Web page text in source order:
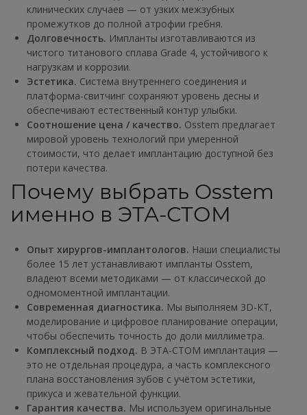
клинических случаев — от узких межзубных
промежутков до полной атрофии гребня.
Долговечность. Импланты изготавливаются из
чистого титанового сплава Grade 4, устойчивого к
нагрузкам и коррозии.
Эстетика. Система внутреннего соединения и
платформа-свитчинг сохраняют уровень десны и
обеспечивают естественный контур улыбки.
Соотношение цена / качество. Osstem предлагает
мировой уровень технологий при умеренной
стоимости, что делает имплантацию доступной без
потери качества.
Почему выбрать Osstem
именно в ЭТА-СТОМ
Опыт хирургов-имплантологов. Наши специалисты
более 15 лет устанавливают импланты Osstem,
владеют всеми методиками — от классической до
одномоментной имплантации.
Современная диагностика. Мы выполняем 3D-КТ,
моделирование и цифровое планирование операции,
чтобы обеспечить точность до доли миллиметра.
Комплексный подход. В ЭТА-СТОМ имплантация —
это не отдельная процедура, а часть комплексного
плана восстановления зубов с учётом эстетики,
прикуса и жевательной функции.
Гарантия качества. Мы используем оригинальные